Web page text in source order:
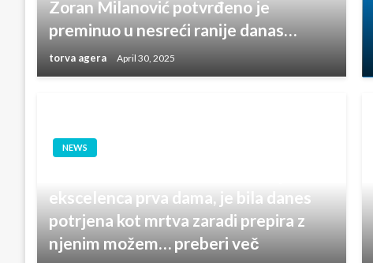
Zoran Milanović potvrđeno je
preminuo u nesreći ranije danas…
torva agera April 30, 2025
NEWS
ekscelenca prva dama, je bila danes
potrjena kot mrtva zaradi prepira z
njenim možem… preberi več